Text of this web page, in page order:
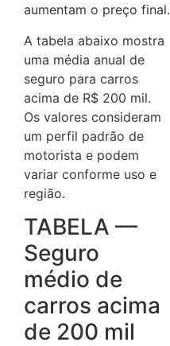
aumentam o preço final.
A tabela abaixo mostra
uma média anual de
seguro para carros
acima de R$ 200 mil.
Os valores consideram
um perfil padrão de
motorista e podem
variar conforme uso e
região.
TABELA —
Seguro
médio de
carros acima
de 200 mil